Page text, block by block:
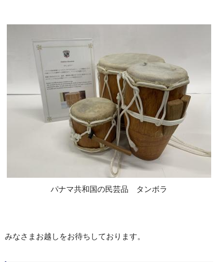
パナマ共和国の民芸品 タンボラ
みなさまお越しをお待ちしております。